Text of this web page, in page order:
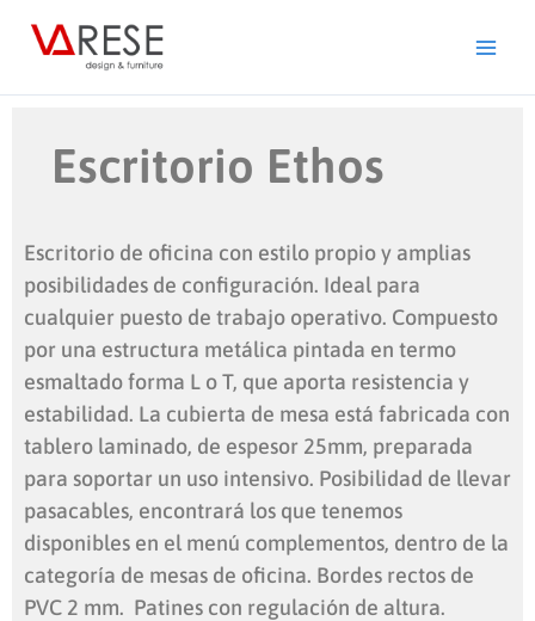
Escritorio Ethos
Escritorio de oficina con estilo propio y amplias
posibilidades de configuración. Ideal para
cualquier puesto de trabajo operativo. Compuesto
por una estructura metálica pintada en termo
esmaltado forma L o T, que aporta resistencia y
estabilidad. La cubierta de mesa está fabricada con
tablero laminado, de espesor 25mm, preparada
para soportar un uso intensivo. Posibilidad de llevar
pasacables, encontrará los que tenemos
disponibles en el menú complementos, dentro de la
categoría de mesas de oficina. Bordes rectos de
PVC 2 mm. Patines con regulación de altura.